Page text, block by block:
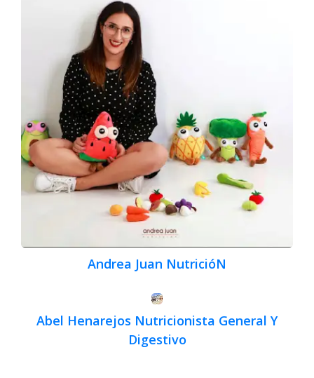
Andrea Juan NutricióN
Abel Henarejos Nutricionista General Y
Digestivo